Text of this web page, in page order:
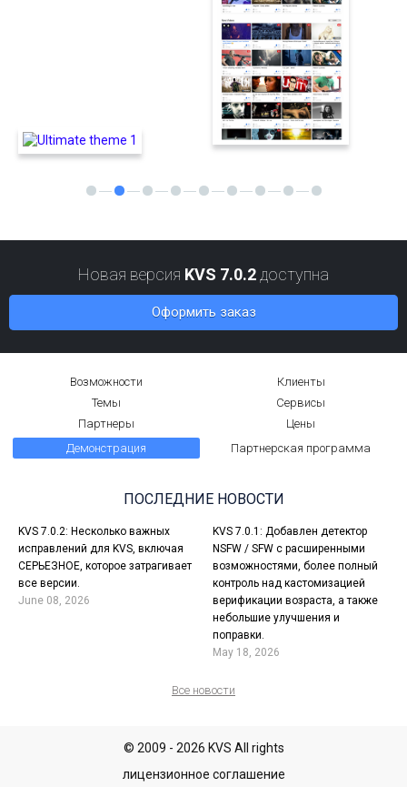
Новая версия KVS 7.0.2 доступна
Оформить заказ
Возможности
Клиенты
Темы
Сервисы
Партнеры
Цены
Демонстрация
Партнерская программа
ПОСЛЕДНИЕ НОВОСТИ
KVS 7.0.2: Несколько важных
исправлений для KVS, включая
СЕРЬЕЗНОЕ, которое затрагивает
все версии.
June 08, 2026
KVS 7.0.1: Добавлен детектор
NSFW / SFW с расширенными
возможностями, более полный
контроль над кастомизацией
верификации возраста, а также
небольшие улучшения и
поправки.
May 18, 2026
Все новости
© 2009 - 2026 KVS All rights
лицензионное соглашение